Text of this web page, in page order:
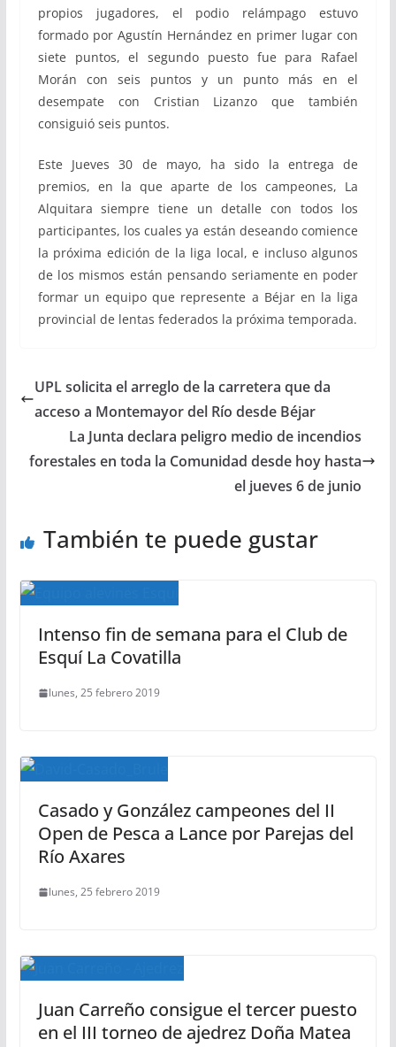
propios jugadores, el podio relámpago estuvo
formado por Agustín Hernández en primer lugar con
siete puntos, el segundo puesto fue para Rafael
Morán con seis puntos y un punto más en el
desempate con Cristian Lizanzo que también
consiguió seis puntos.
Este Jueves 30 de mayo, ha sido la entrega de
premios, en la que aparte de los campeones, La
Alquitara siempre tiene un detalle con todos los
participantes, los cuales ya están deseando comience
la próxima edición de la liga local, e incluso algunos
de los mismos están pensando seriamente en poder
formar un equipo que represente a Béjar en la liga
provincial de lentas federados la próxima temporada.
UPL solicita el arreglo de la carretera que da
acceso a Montemayor del Río desde Béjar
La Junta declara peligro medio de incendios
forestales en toda la Comunidad desde hoy hasta
el jueves 6 de junio
También te puede gustar
Intenso fin de semana para el Club de
Esquí La Covatilla
lunes, 25 febrero 2019
Casado y González campeones del II
Open de Pesca a Lance por Parejas del
Río Axares
lunes, 25 febrero 2019
Juan Carreño consigue el tercer puesto
en el III torneo de ajedrez Doña Matea